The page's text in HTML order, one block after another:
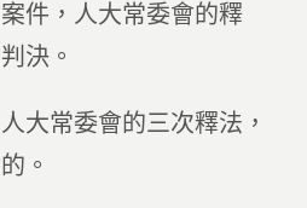
件，人大常委會的釋
決。
大常委會的三次釋法，
。